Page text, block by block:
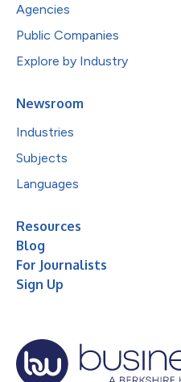
Agencies
Public Companies
Explore by Industry
Newsroom
Industries
Subjects
Languages
Resources
Blog
For Journalists
Sign Up